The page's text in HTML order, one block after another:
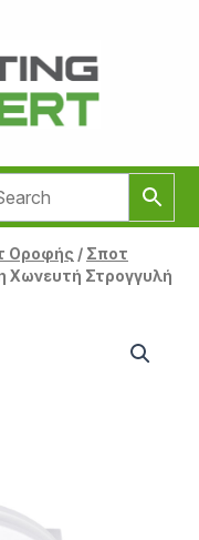
Οροφής / Σποτ
Χωνευτή Στρογγυλή